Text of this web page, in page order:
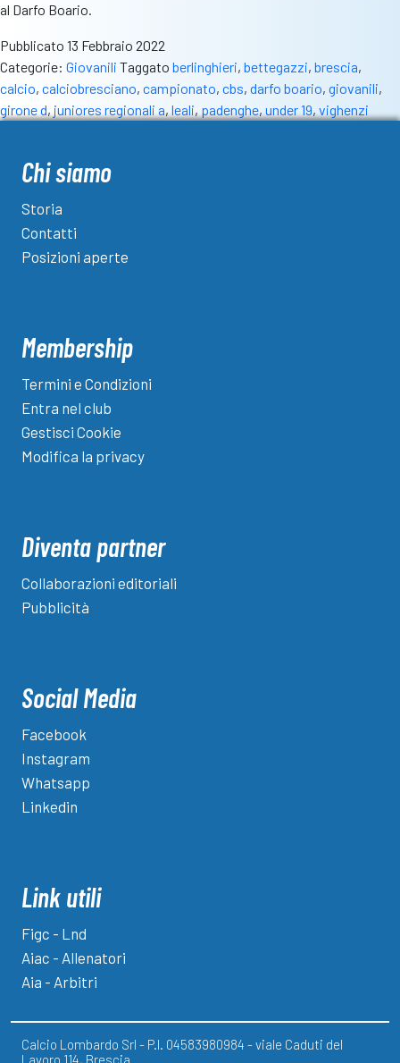
al Darfo Boario.
Pubblicato 13 Febbraio 2022
Categorie: Giovanili Taggato berlinghieri, bettegazzi, brescia,
calcio, calciobresciano, campionato, cbs, darfo boario, giovanili,
girone d, juniores regionali a, leali, padenghe, under 19, vighenzi
Chi siamo
Storia
Contatti
Posizioni aperte
Membership
Termini e Condizioni
Entra nel club
Gestisci Cookie
Modifica la privacy
Diventa partner
Collaborazioni editoriali
Pubblicità
Social Media
Facebook
Instagram
Whatsapp
Linkedin
Link utili
Figc - Lnd
Aiac - Allenatori
Aia - Arbitri
Calcio Lombardo Srl - P.I. 04583980984 - viale Caduti del
Lavoro 114, Brescia